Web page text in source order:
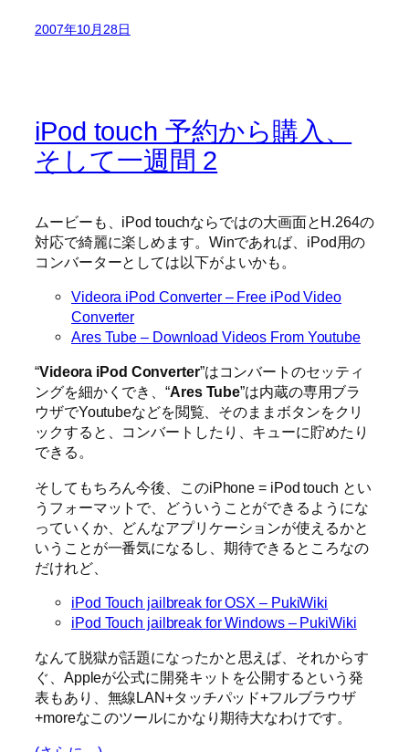
2007年10月28日
iPod touch 予約から購入、
そして一週間 2
ムービーも、iPod touchならではの大画面とH.264の
対応で綺麗に楽しめます。Winであれば、iPod用の
コンバーターとしては以下がよいかも。
Videora iPod Converter – Free iPod Video
Converter
Ares Tube – Download Videos From Youtube
“Videora iPod Converter”はコンバートのセッティ
ングを細かくでき、“Ares Tube”は内蔵の専用ブラ
ウザでYoutubeなどを閲覧、そのままボタンをクリ
ックすると、コンバートしたり、キューに貯めたり
できる。
そしてもちろん今後、このiPhone = iPod touch とい
うフォーマットで、どういうことができるようにな
っていくか、どんなアプリケーションが使えるかと
いうことが一番気になるし、期待できるところなの
だけれど、
iPod Touch jailbreak for OSX – PukiWiki
iPod Touch jailbreak for Windows – PukiWiki
なんて脱獄が話題になったかと思えば、それからす
ぐ、Appleが公式に開発キットを公開するという発
表もあり、無線LAN+タッチパッド+フルブラウザ
+moreなこのツールにかなり期待大なわけです。